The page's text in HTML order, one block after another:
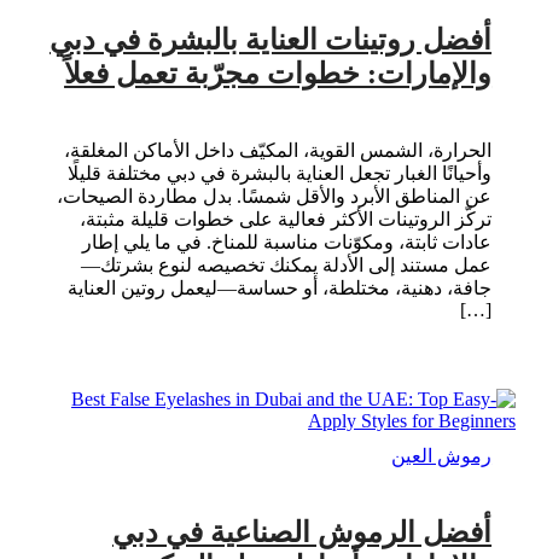
أفضل روتينات العناية بالبشرة في دبي
والإمارات: خطوات مجرّبة تعمل فعلاً
الحرارة، الشمس القوية، المكيّف داخل الأماكن المغلقة،
وأحيانًا الغبار تجعل العناية بالبشرة في دبي مختلفة قليلًا
عن المناطق الأبرد والأقل شمسًا. بدل مطاردة الصيحات،
تركّز الروتينات الأكثر فعالية على خطوات قليلة مثبتة،
عادات ثابتة، ومكوّنات مناسبة للمناخ. في ما يلي إطار
عمل مستند إلى الأدلة يمكنك تخصيصه لنوع بشرتك—
جافة، دهنية، مختلطة، أو حساسة—ليعمل روتين العناية
[…]
رموش العين
أفضل الرموش الصناعية في دبي